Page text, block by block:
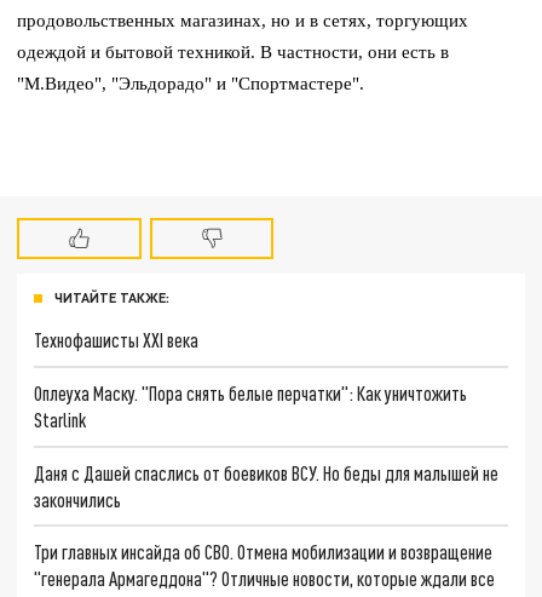
продовольственных магазинах, но и в сетях, торгующих
одеждой и бытовой техникой. В частности, они есть в
"М.Видео", "Эльдорадо" и "Спортмастере".
ЧИТАЙТЕ ТАКЖЕ:
Технофашисты XXI века
Оплеуха Маску. "Пора снять белые перчатки": Как уничтожить
Starlink
Даня с Дашей спаслись от боевиков ВСУ. Но беды для малышей не
закончились
Три главных инсайда об СВО. Отмена мобилизации и возвращение
"генерала Армагеддона"? Отличные новости, которые ждали все